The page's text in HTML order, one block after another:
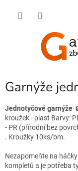
Garnýže
Jednotyčové garnýže
kroužek - plast Barvy:
- PR (přírodní bez
. Kroužky 10ks/bm.
Nezapomeňte na
kompletů a je potřeba